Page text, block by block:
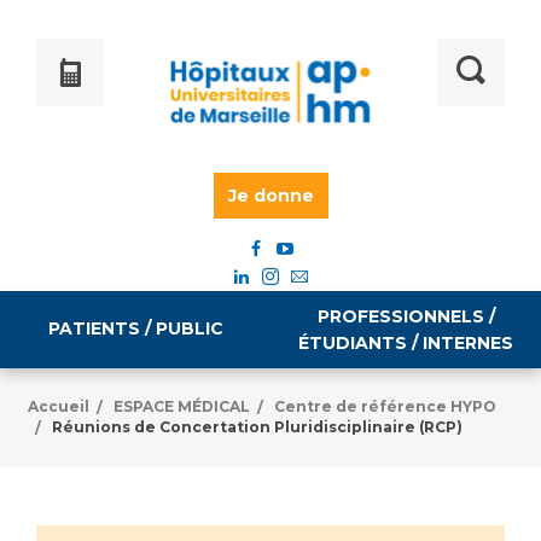
Je donne
PATIENTS / PUBLIC
Informations pratiques
PROFESSIONNELS /
ÉTUDIANTS / INTERNES
Égalité professionnelle
Emploi / formation
Accueil / ESPACE MÉDICAL /
Centre de référence HYPO
/
Réunions de Concertation Pluridisciplinaire (RCP)